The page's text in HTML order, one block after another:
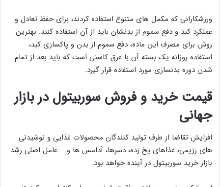
ورزشکارانی که مکمل های متنوع استفاده کردند، برای حفظ تعادل و
عملکرد کبد و دفع سموم از بدنشان باید از آن استفاده کنند. بهترین
روش برای مصرف این ماده، دفع سموم از بدن و پاکسازی کبد،
استفاده روزانه یک بسته آن با عرق کاسنی است که باید بعد از تمام
شدن دوره بدنسازی مورد استفاده قرار گیرد.
قیمت خرید و فروش سوربیتول در بازار
جهانی
افزایش تقاضا از طرف تولید کنندگان محصولات غذایی و نوشیدنی
های رژیمی، غذاهای یخ زده، دسرها، آدامس ها و … عامل اصلی رشد
بازار خرید سوربیتول در آینده خواهد بود.